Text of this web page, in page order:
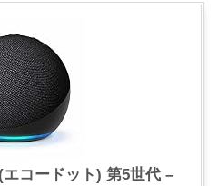
エコードット) 第5世代 –